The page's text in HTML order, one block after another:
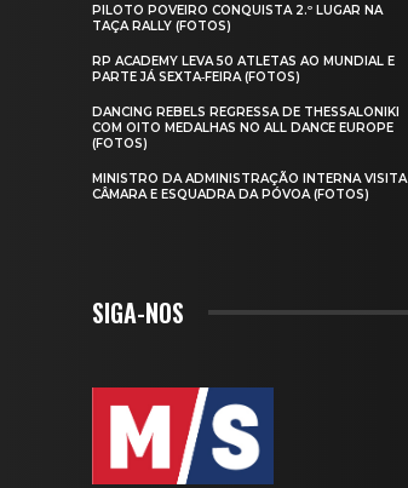
PILOTO POVEIRO CONQUISTA 2.º LUGAR NA
TAÇA RALLY (FOTOS)
RP ACADEMY LEVA 50 ATLETAS AO MUNDIAL E
PARTE JÁ SEXTA‑FEIRA (FOTOS)
DANCING REBELS REGRESSA DE THESSALONIKI
COM OITO MEDALHAS NO ALL DANCE EUROPE
(FOTOS)
MINISTRO DA ADMINISTRAÇÃO INTERNA VISITA
CÂMARA E ESQUADRA DA PÓVOA (FOTOS)
SIGA-NOS